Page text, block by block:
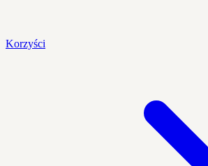
Korzyści